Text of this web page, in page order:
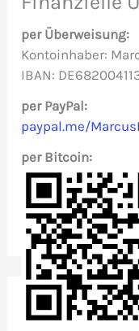
n
a
c
h
:
per Überweisung:
Kontoinhaber:
IBAN:
per PayPal:
paypal.me/
per Bitcoin: